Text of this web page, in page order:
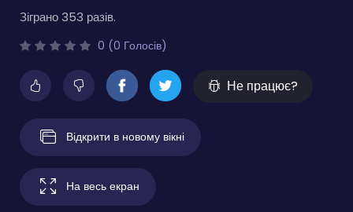
Зіграно 353 разів.
0 (0 Голосів)
Не працює?
Відкрити в новому вікні
На весь екран